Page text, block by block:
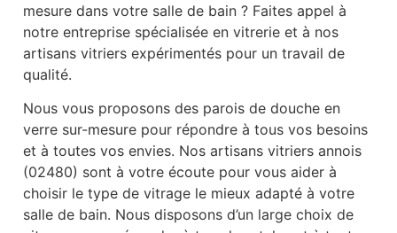
mesure dans votre salle de bain ? Faites appel à
notre entreprise spécialisée en vitrerie et à nos
artisans vitriers expérimentés pour un travail de
qualité.
Nous vous proposons des parois de douche en
verre sur-mesure pour répondre à tous vos besoins
et à toutes vos envies. Nos artisans vitriers annois
(02480) sont à votre écoute pour vous aider à
choisir le type de vitrage le mieux adapté à votre
salle de bain. Nous disposons d’un large choix de